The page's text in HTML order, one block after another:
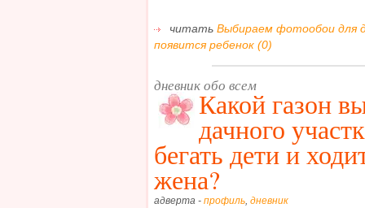
читать Выбираем фотообои для
появится ребенок (0)
дневник обо всем
Какой газон
дачного
бегать дети и
жена?
адверта - профиль, дневник